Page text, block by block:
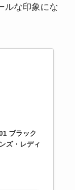
ルな印象にな
ブラック
ズ・レディ